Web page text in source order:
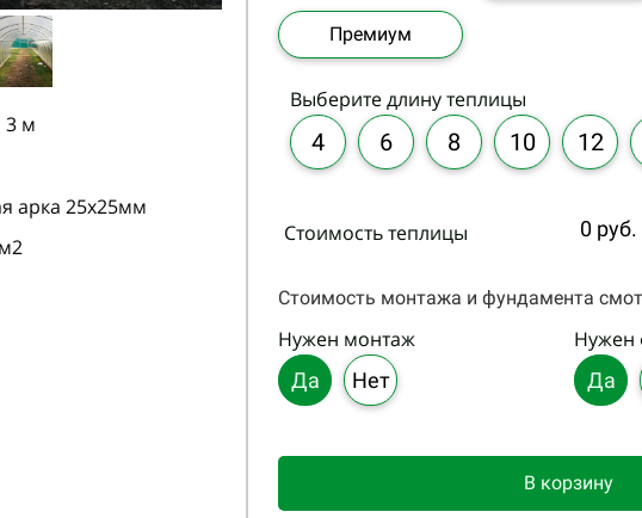
3 м
арка 25х25мм
Премиум
Выберите длину теплицы
4 6 8 10 12
Стоимость теплицы 0 руб.
Стоимость монтажа и фундамента
Нужен монтаж
Да Нет
Нужен
Да
В корзину